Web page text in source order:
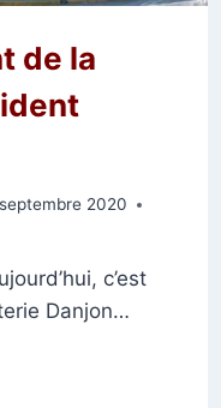
de la
2020
c’est
Danjon…